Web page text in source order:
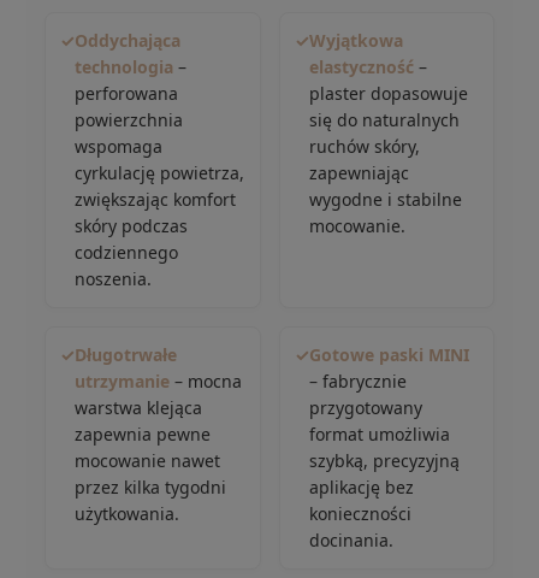
✓Oddychająca
technologia –
perforowana
powierzchnia
wspomaga
cyrkulację powietrza,
zwiększając komfort
skóry podczas
codziennego
noszenia.
✓Wyjątkowa
elastyczność–
plaster dopasowuje
się do naturalnych
ruchów skóry,
zapewniając
wygodne i stabilne
mocowanie.
✓Długotrwałe
utrzymanie – mocna
warstwa klejąca
zapewnia pewne
mocowanie nawet
przez kilka tygodni
użytkowania.
✓Gotowe paski MINI
– fabrycznie
przygotowany
format umożliwia
szybką, precyzyjną
aplikację bez
konieczności
docinania.